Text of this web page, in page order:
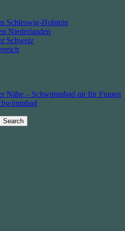
Schleswig-Holstein
Niederlanden
Schweiz
Nähe – Schwimmbad nir für Frauen